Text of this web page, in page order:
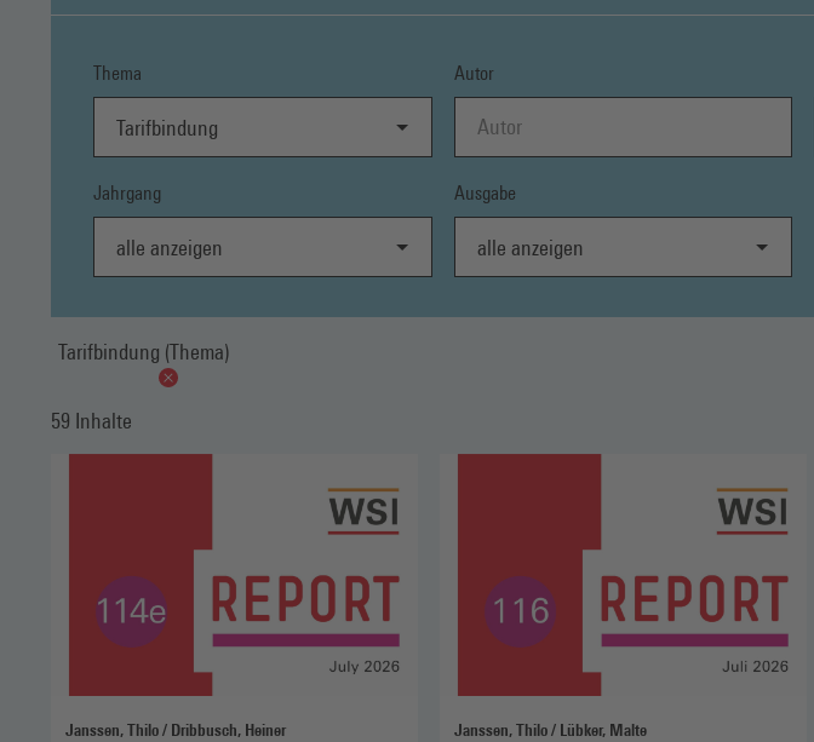
Thema
Tarifbindung
Autor
Jahrgang
alle anzeigen
Ausgabe
alle anzeigen
Tarifbindung (Thema)
59 Inhalte
Janssen, Thilo / Dribbusch, Heiner Janssen, Thilo / Lübker, Malte